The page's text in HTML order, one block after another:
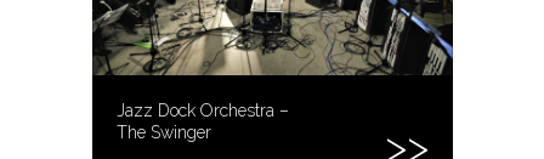
Jazz Dock Orchestra –
The Swinger